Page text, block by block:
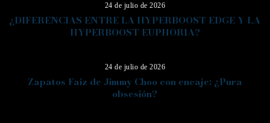
24 de julio de 2026
¿DIFERENCIAS ENTRE LA HYPERBOOST EDGE Y LA
HYPERBOOST EUPHORIA?
24 de julio de 2026
Zapatos Faiz de Jimmy Choo con encaje: ¿Pura
obsesión?